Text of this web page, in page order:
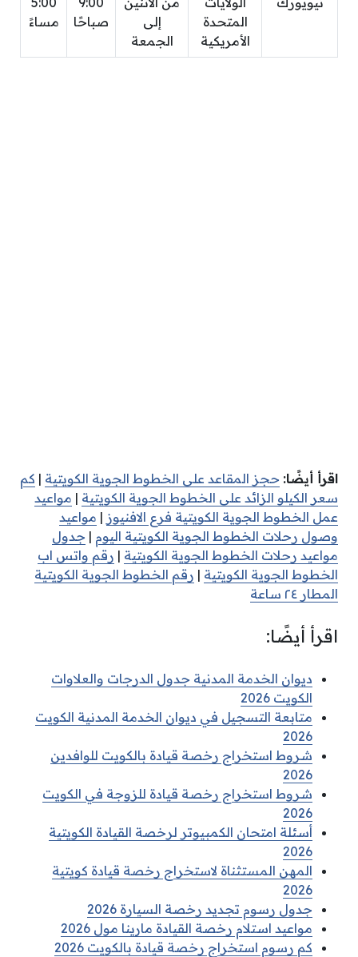
المتحدة
الأمريكية
إلى
الجمعة
صباحًا
مساءً
اقرأ أيضًا: حجز المقاعد على الخطوط الجوية الكويتية | كم
سعر الكيلو الزائد على الخطوط الجوية الكويتية | مواعيد
عمل الخطوط الجوية الكويتية فرع الافنيوز | مواعيد
وصول رحلات الخطوط الجوية الكويتية اليوم | جدول
مواعيد رحلات الخطوط الجوية الكويتية | رقم واتس اب
الخطوط الجوية الكويتية | رقم الخطوط الجوية الكويتية
المطار ٢٤ ساعة
اقرأ أيضًا:
ديوان الخدمة المدنية جدول الدرجات والعلاوات
الكويت 2026
متابعة التسجيل في ديوان الخدمة المدنية الكويت
2026
شروط استخراج رخصة قيادة بالكويت للوافدين
2026
شروط استخراج رخصة قيادة للزوجة في الكويت
2026
أسئلة امتحان الكمبيوتر لرخصة القيادة الكويتية
2026
المهن المستثناة لاستخراج رخصة قيادة كويتية
2026
جدول رسوم تجديد رخصة السيارة 2026
مواعيد استلام رخصة القيادة مارينا مول 2026
كم رسوم استخراج رخصة قيادة بالكويت 2026